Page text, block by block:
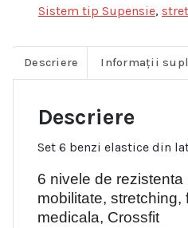
Sistem tip Supensie,
Descriere Informații
Descriere
Set 6 benzi elastice din
6 nivele de
mobilitate, stretching,
medicala, Crossfit